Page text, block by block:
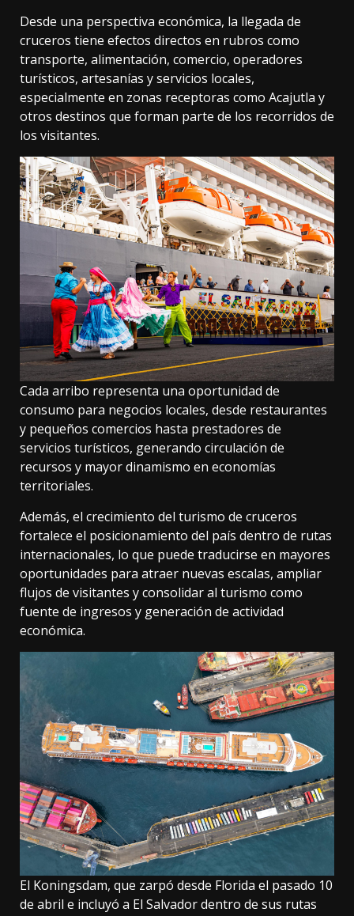
Desde una perspectiva económica, la llegada de
cruceros tiene efectos directos en rubros como
transporte, alimentación, comercio, operadores
turísticos, artesanías y servicios locales,
especialmente en zonas receptoras como Acajutla y
otros destinos que forman parte de los recorridos de
los visitantes.
Cada arribo representa una oportunidad de
consumo para negocios locales, desde restaurantes
y pequeños comercios hasta prestadores de
servicios turísticos, generando circulación de
recursos y mayor dinamismo en economías
territoriales.
Además, el crecimiento del turismo de cruceros
fortalece el posicionamiento del país dentro de rutas
internacionales, lo que puede traducirse en mayores
oportunidades para atraer nuevas escalas, ampliar
flujos de visitantes y consolidar al turismo como
fuente de ingresos y generación de actividad
económica.
El Koningsdam, que zarpó desde Florida el pasado 10
de abril e incluyó a El Salvador dentro de sus rutas